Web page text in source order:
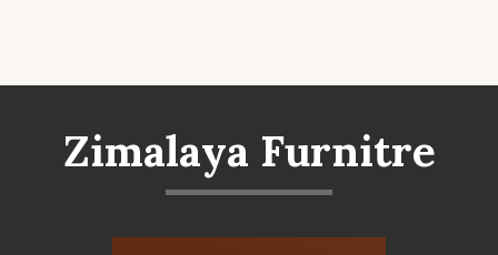
Zimalaya Furnitre